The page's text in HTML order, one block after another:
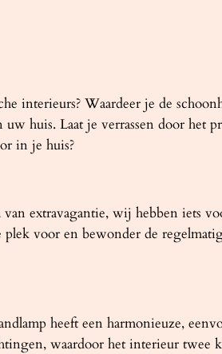
interieurs? Waardeer je de
huis. Laat je verrassen door het
in je huis?
extravagantie, wij hebben iets
voor en bewonder de
heeft een harmonieuze,
waardoor het interieur twee